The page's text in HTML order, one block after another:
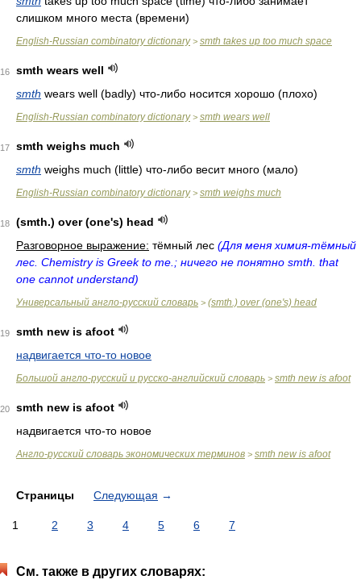
слишком много места (времени)
English-Russian combinatory dictionary> smth takes up too much space
16
smth wears well
smth wears well (badly) что-либо носится хорошо (плохо)
English-Russian combinatory dictionary> smth wears well
17
smth weighs much
smth weighs much (little) что-либо весит много (мало)
English-Russian combinatory dictionary> smth weighs much
18
(smth.) over (one's) head
Разговорное выражение: тёмный лес (Для меня химия-тёмный
лес. Chemistry is Greek to me.; ничего не понятно smth. that
one cannot understand)
Универсальный англо-русский словарь > (smth.) over (one's) head
19
smth new is afoot
надвигается что-то новое
Большой англо-русский и русско-английский словарь > smth new is afoot
20
smth new is afoot
надвигается что-то новое
Англо-русский словарь экономических терминов > smth new is afoot
Страницы Следующая →
1 2 3 4 5 6 7
См. также в других словарях: